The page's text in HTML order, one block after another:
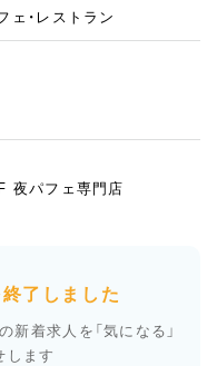
ェ・レストラン
夜パフェ専門店
了しました
新着求人を 「気になる」
します